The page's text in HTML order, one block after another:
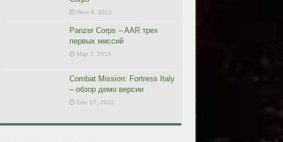
Июн 4, 2013
Panzer Corps – AAR трех
первых миссий
Мар 7, 2013
Combat Mission: Fortress Italy
– обзор демо версии
Сен 17, 2012